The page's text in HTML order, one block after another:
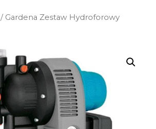
/ Gardena Zestaw Hydroforowy